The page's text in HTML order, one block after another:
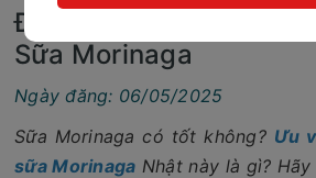
ĐÁNH GIÁ Ưu Và
Sữa Morinaga
Ngày đăng: 06/05/2025
Sữa Morinaga có tốt không? Ưu
sữa Morinaga Nhật này là gì? Hãy